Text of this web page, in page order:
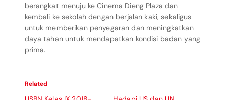
berangkat menuju ke Cinema Dieng Plaza dan
kembali ke sekolah dengan berjalan kaki, sekaligus
untuk memberikan penyegaran dan meningkatkan
daya tahan untuk mendapatkan kondisi badan yang
prima.
Related